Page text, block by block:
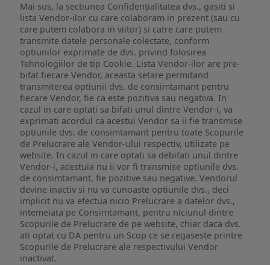
Mai sus, la sectiunea Confidențialitatea dvs., gasiti si
lista Vendor-ilor cu care colaboram in prezent (sau cu
care putem colabora in viitor) si catre care putem
transmite datele personale colectate, conform
optiunilor exprimate de dvs. privind folosirea
Tehnologiilor de tip Cookie. Lista Vendor-ilor are pre-
bifat fiecare Vendor, aceasta setare permitand
transmiterea optiunii dvs. de consimtamant pentru
fiecare Vendor, fie ca este pozitiva sau negativa. In
cazul in care optati sa bifati unul dintre Vendor-i, va
exprimati acordul ca acestui Vendor sa ii fie transmise
optiunile dvs. de consimtamant pentru toate Scopurile
de Prelucrare ale Vendor-ului respectiv, utilizate pe
website. In cazul in care optati sa debifati unul dintre
Vendor-i, acestuia nu ii vor fi transmise optiunile dvs.
de consimtamant, fie pozitive sau negative. Vendorul
devine inactiv si nu va cunoaste optiunile dvs., deci
implicit nu va efectua nicio Prelucrare a datelor dvs.,
intemeiata pe Consimtamant, pentru niciunul dintre
Scopurile de Prelucrare de pe website, chiar daca dvs.
ati optat cu DA pentru un Scop ce se regaseste printre
Scopurile de Prelucrare ale respectivului Vendor
inactivat.